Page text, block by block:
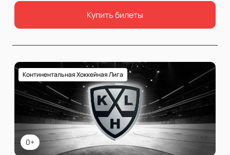
Купить билеты
0+
Континентальная Хоккейная Лига